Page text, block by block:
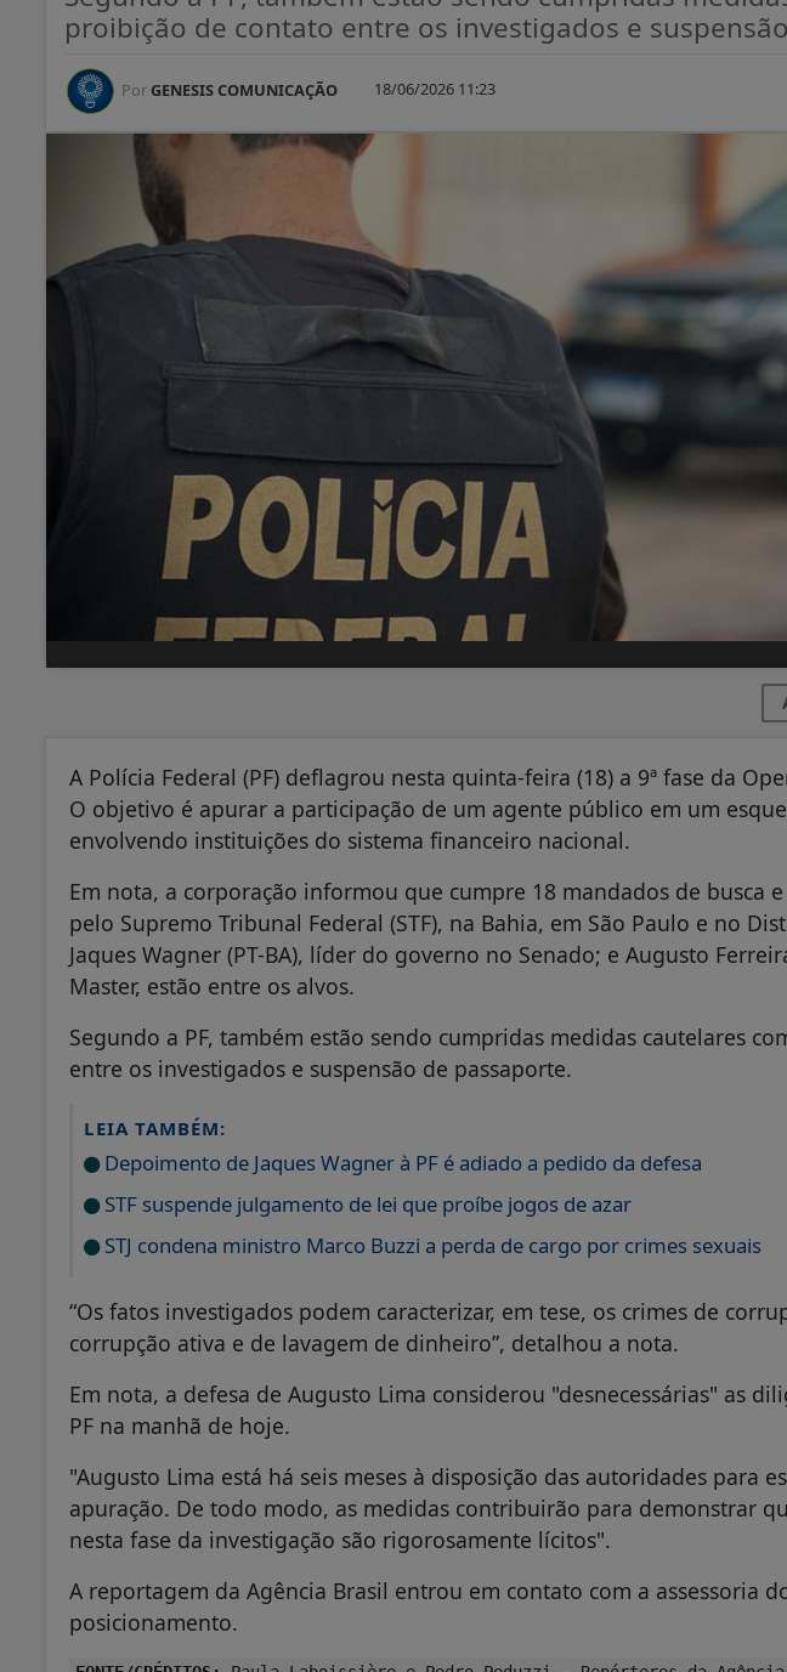
proibição de contato entre os investigados e
Por GENESIS COMUNICAÇÃO 18/06/2026 11:23
A Polícia Federal (PF) deflagrou nesta quinta-feira (18) a 9ª fase da
O objetivo é apurar a participação de um agente público em um
envolvendo instituições do sistema financeiro nacional.
Em nota, a corporação informou que cumpre 18 mandados de busca
pelo Supremo Tribunal Federal (STF), na Bahia, em São Paulo e no
Jaques Wagner (PT-BA), líder do governo no Senado; e Augusto
Master, estão entre os alvos.
Segundo a PF, também estão sendo cumpridas medidas cautelares
entre os investigados e suspensão de passaporte.
LEIA TAMBÉM:
Depoimento de Jaques Wagner à PF é adiado a pedido da defesa
STF suspende julgamento de lei que proíbe jogos de azar
STJ condena ministro Marco Buzzi a perda de cargo por crimes sexuais
“Os fatos investigados podem caracterizar, em tese, os crimes de
corrupção ativa e de lavagem de dinheiro”, detalhou a nota.
Em nota, a defesa de Augusto Lima considerou "desnecessárias" as
PF na manhã de hoje.
"Augusto Lima está há seis meses à disposição das autoridades para
apuração. De todo modo, as medidas contribuirão para demonstrar
nesta fase da investigação são rigorosamente lícitos".
A reportagem da Agência Brasil entrou em contato com a assessoria
posicionamento.